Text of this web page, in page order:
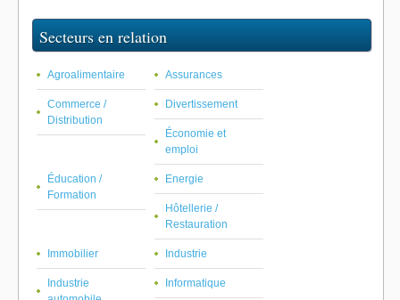
Secteurs en relation
Agroalimentaire Assurances
Commerce /
Distribution
Divertissement
Économie et
emploi
Éducation /
Formation
Energie
Hôtellerie /
Restauration
Immobilier Industrie
Industrie
Informatique